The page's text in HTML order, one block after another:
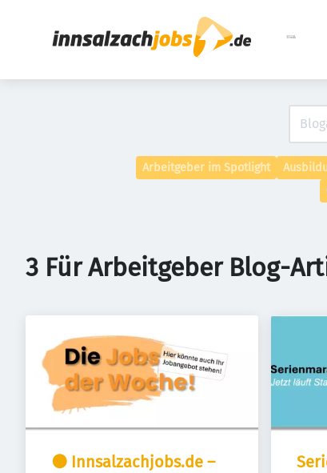
Arbeitgeber im Spotlight
3 Für Arbeitgeber Blog-
🟠 Innsalzachjobs.de –